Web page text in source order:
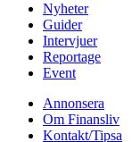
Nyheter
Guider
Intervjuer
Reportage
Event
Annonsera
Om Finansliv
Kontakt/Tipsa